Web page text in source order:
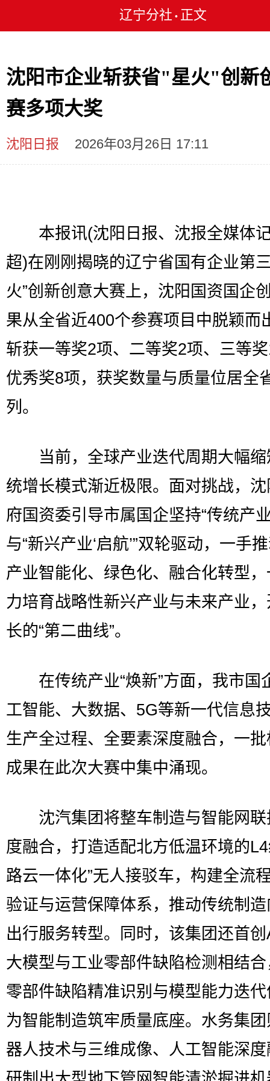
辽宁分社 • 正文
沈阳市企业斩获省"星火"创新
赛多项大奖
沈阳日报 2026年03月26日 17:11
本报讯(沈阳日报、沈报全媒体
超)在刚刚揭晓的辽宁省国有企业第
火”创新创意大赛上，沈阳国资国企
果从全省近400个参赛项目中脱颖而
斩获一等奖2项、二等奖2项、三等
优秀奖8项，获奖数量与质量位居全
列。
当前，全球产业迭代周期大幅缩
统增长模式渐近极限。面对挑战，
府国资委引导市属国企坚持“传统产业
与“新兴产业‘启航’”双轮驱动，一手
产业智能化、绿色化、融合化转型
力培育战略性新兴产业与未来产业
长的“第二曲线”。
在传统产业“焕新”方面，我市国
工智能、大数据、5G等新一代信息
生产全过程、全要素深度融合，一
成果在此次大赛中集中涌现。
沈汽集团将整车制造与智能网联
度融合，打造适配北方低温环境的L4
路云一体化”无人接驳车，构建全流
验证与运营保障体系，推动传统制
出行服务转型。同时，该集团还首
大模型与工业零部件缺陷检测相结
零部件缺陷精准识别与模型能力迭
为智能制造筑牢质量底座。水务集
器人技术与三维成像、人工智能深